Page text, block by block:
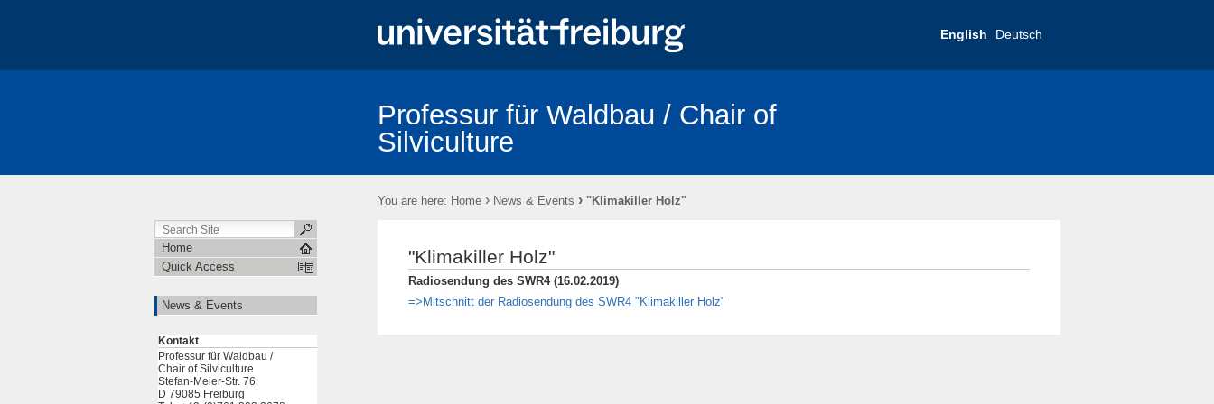
English Deutsch
Professur für Waldbau / Chair of
Silviculture
You are here: Home › News & Events › "Klimakiller Holz"
Home
Quick Access
News & Events
Kontakt
Professur für Waldbau /
Chair of Silviculture
Stefan-Meier-Str. 76
D 79085 Freiburg
"Klimakiller Holz"
Radiosendung des SWR4 (16.02.2019)
=>Mitschnitt der Radiosendung des SWR4 "Klimakiller Holz"